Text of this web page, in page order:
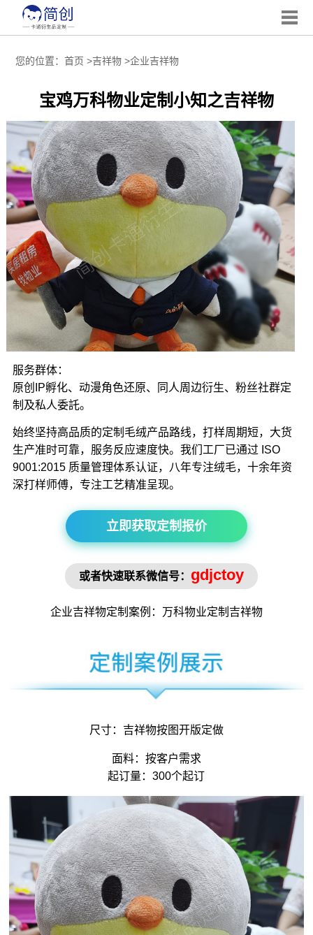
您的位置： 首页 >吉祥物>企业吉祥物
宝鸡万科物业定制小知之吉祥物
服务群体：
原创IP孵化、动漫角色还原、同人周边衍生、粉丝社群定
制及私人委託。
始终坚持高品质的定制毛绒产品路线，打样周期短，大货
生产准时可靠，服务反应速度快。我们工厂已通过 ISO
9001:2015 质量管理体系认证，八年专注绒毛，十余年资
深打样师傅，专注工艺精准呈现。
立即获取定制报价
或者快速联系微信号： gdjctoy
企业吉祥物定制案例：万科物业定制 吉祥物
尺寸： 吉祥物按图开版定做
面料：按客户需求
起订量：300个起订